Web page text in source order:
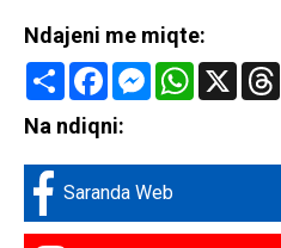
Ndajeni me miqte:
Share FacebookMessenger
WhatsApp
X
Na ndiqni:
Saranda Web